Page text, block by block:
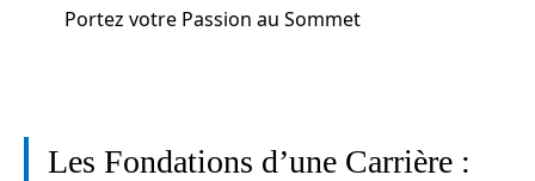
Portez votre Passion au Sommet
Les Fondations d’une Carrière :